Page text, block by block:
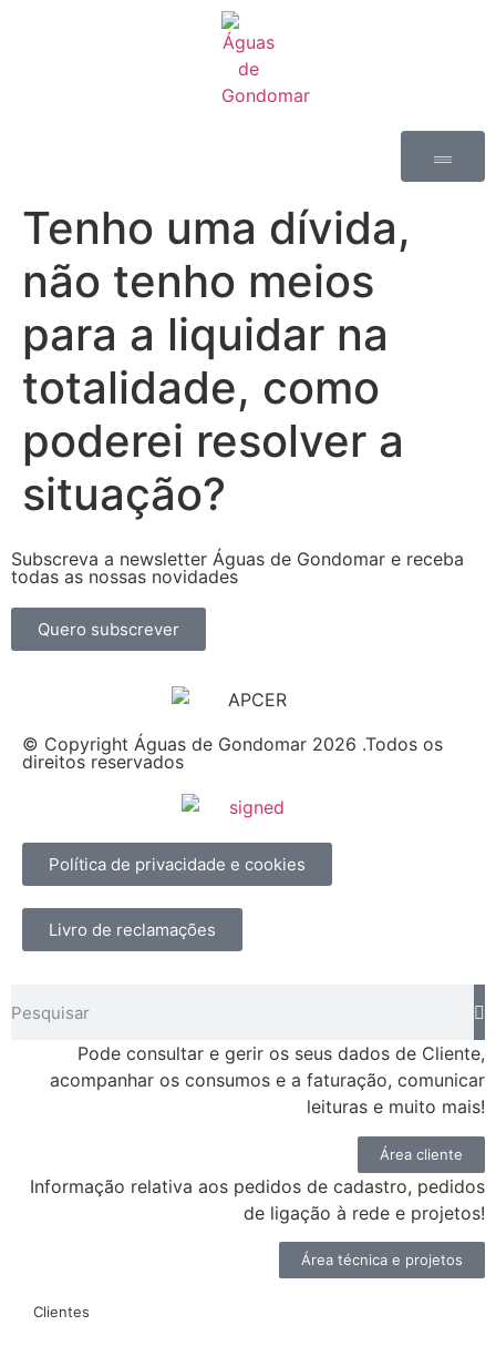
Tenho uma dívida,
não tenho meios
para a liquidar na
totalidade, como
poderei resolver a
situação?
Subscreva a newsletter Águas de Gondomar e receba
todas as nossas novidades
Quero subscrever
© Copyright Águas de Gondomar 2026 .Todos os
direitos reservados
Política de privacidade e cookies
Livro de reclamações
Pode consultar e gerir os seus dados de Cliente,
acompanhar os consumos e a faturação, comunicar
leituras e muito mais!
Área cliente
Informação relativa aos pedidos de cadastro, pedidos
de ligação à rede e projetos!
Área técnica e projetos
Clientes